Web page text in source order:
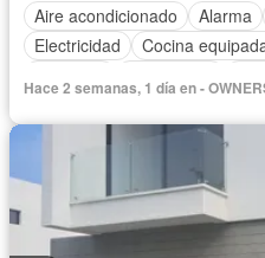
Aire acondicionado
Alarma
Electricidad
Cocina
Hace 2 semanas, 1 día en -